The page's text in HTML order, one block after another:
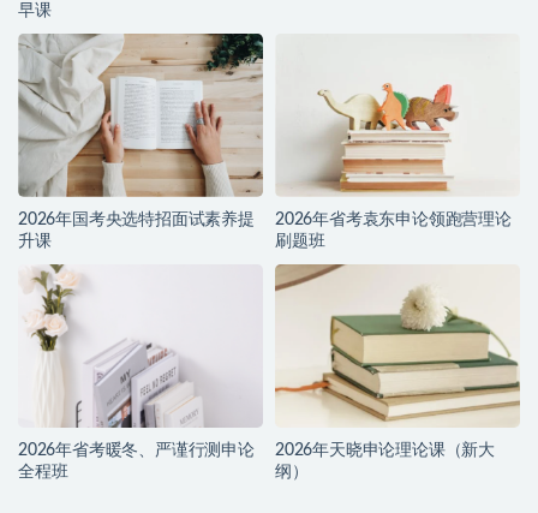
早课
2026年国考央选特招面试素养提
升课
2026年省考袁东申论领跑营理论
刷题班
2026年省考暖冬、严谨行测申论
全程班
2026年天晓申论理论课（新大
纲）